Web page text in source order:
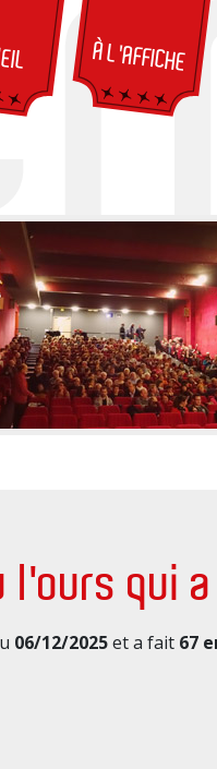
À L'AFFICHE
l'ours qui
06/12/2025et a fait 67